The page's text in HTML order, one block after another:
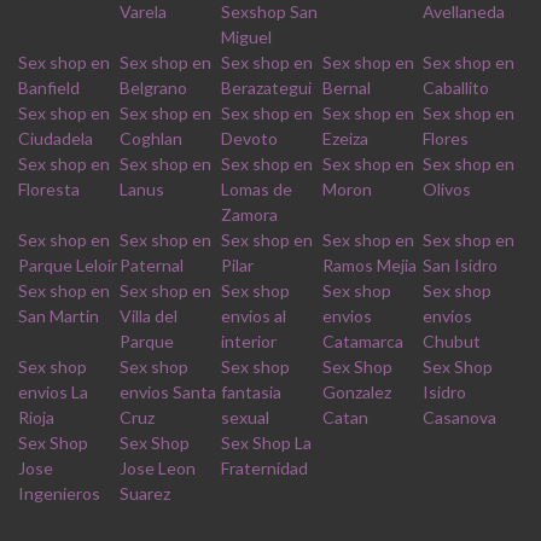
Varela
Sexshop San
Miguel
Avellaneda
Sex shop en
Banfield
Sex shop en
Belgrano
Sex shop en
Berazategui
Sex shop en
Bernal
Sex shop en
Caballito
Sex shop en
Ciudadela
Sex shop en
Coghlan
Sex shop en
Devoto
Sex shop en
Ezeiza
Sex shop en
Flores
Sex shop en
Floresta
Sex shop en
Lanus
Sex shop en
Lomas de
Zamora
Sex shop en
Moron
Sex shop en
Olivos
Sex shop en
Parque Leloir
Sex shop en
Paternal
Sex shop en
Pilar
Sex shop en
Ramos Mejia
Sex shop en
San Isidro
Sex shop en
San Martin
Sex shop en
Villa del
Parque
Sex shop
envios al
interior
Sex shop
envios
Catamarca
Sex shop
envios
Chubut
Sex shop
envios La
Rioja
Sex shop
envios Santa
Cruz
Sex shop
fantasia
sexual
Sex Shop
Gonzalez
Catan
Sex Shop
Isidro
Casanova
Sex Shop
Jose
Ingenieros
Sex Shop
Jose Leon
Suarez
Sex Shop La
Fraternidad